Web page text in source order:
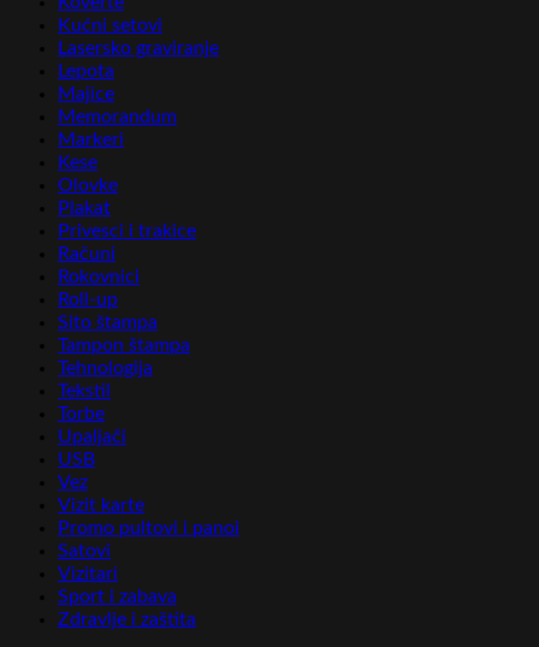
Kućni setovi
Lasersko graviranje
Lepota
Majice
Memorandum
Markeri
Kese
Olovke
Plakat
Privesci i trakice
Računi
Rokovnici
Roll-up
Sito štampa
Tampon štampa
Tehnologija
Tekstil
Torbe
Upaljači
USB
Vez
Vizit karte
Promo pultovi i panoi
Satovi
Vizitari
Sport i zabava
Zdravlje i zaštita